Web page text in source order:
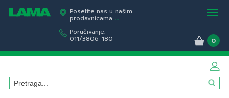
Posetite nas u našim
prodavnicama ...
Poručivanje:
011/3806-180 0